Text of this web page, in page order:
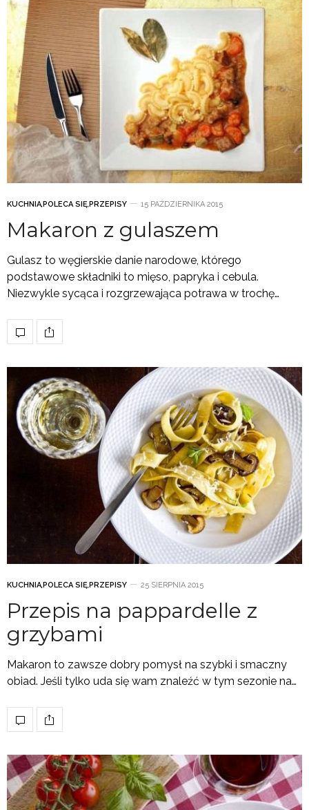
KUCHNIA,POLECA SIĘ,PRZEPISY 15 PAŹDZIERNIKA 2015
Makaron z gulaszem
Gulasz to węgierskie danie narodowe, którego
podstawowe składniki to mięso, papryka i cebula.
Niezwykle sycąca i rozgrzewająca potrawa w trochę…
KUCHNIA,POLECA SIĘ,PRZEPISY 25 SIERPNIA 2015
Przepis na pappardelle z
grzybami
Makaron to zawsze dobry pomysł na szybki i smaczny
obiad. Jeśli tylko uda się wam znaleźć w tym sezonie na…